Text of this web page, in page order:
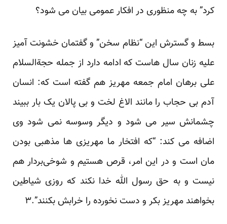
کرد” به چه منظوری در افکار عمومی بیان می شود؟
بسط و گسترش این “نظام سخن” و گفتمان خشونت آمیز
علیه زنان سال هاست که ادامه دارد از جمله حجة‌السلام
علی برهان امام جمعه مهریز هم گفته است که: انسان
آدم بی حجاب را مانند الاغ لخت و بی پالان یک بار ببیند
چشمانش سیر می شود و دیگر وسوسه نمی شود وی
اضافه می کند: “که افتخار ما مهریزی ها مذهبی بودن
مان است و در این امر، قرص هستیم و شوخی‌بردار هم
نیست و به حق رسول الله خدا نکند که روزی شیاطین
بخواهند مهریز بکر و دست نخورده را خرابش بکنند”.۳